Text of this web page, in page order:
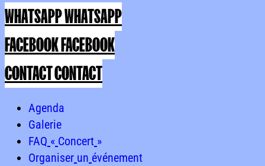
WHATSAPPWHATSAPP
FACEBOOK FACEBOOK
CONTACTCONTACT
Agenda
Agenda
GalerieGalerie
Galerie
FAQ « Concert »FAQ « Concert »
FAQ « Concert »
Organiser un événementOrganiser un événement